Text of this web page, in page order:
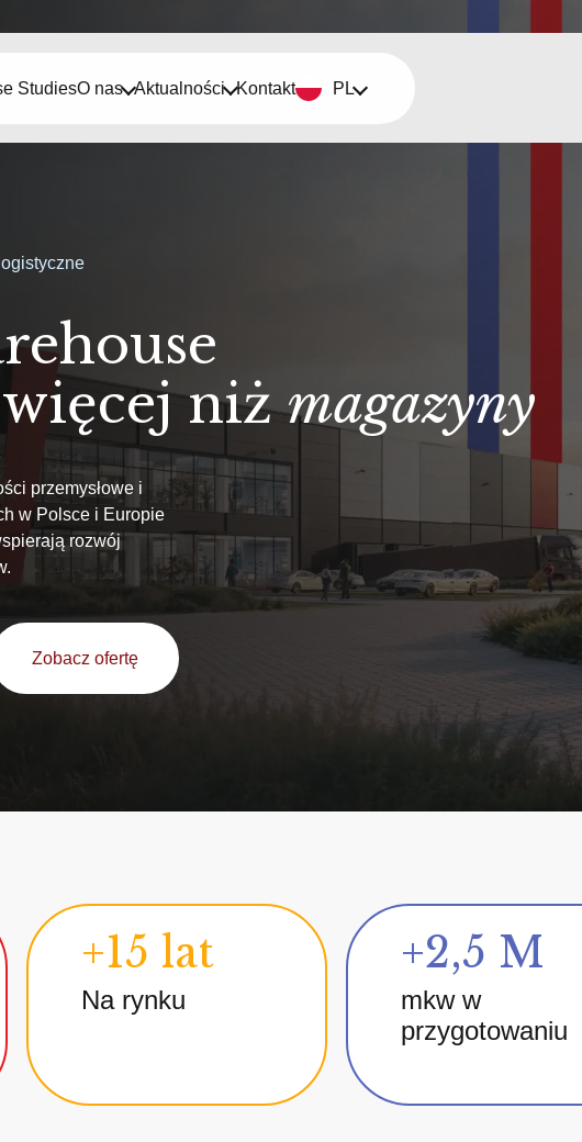
StudiesO nas Aktualności Kontakt PL
niżmagazyny
przemysłowe i
w Polsce i Europie
rozwój
Zobacz ofertę
+15 lat
Na rynku
+2,5 M
mkw w
przygotowaniu